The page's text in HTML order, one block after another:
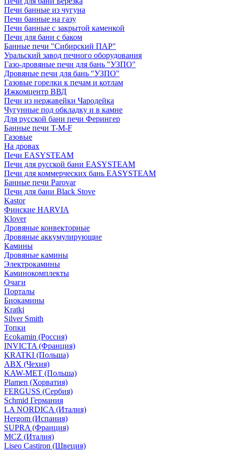
Печи банные из чугуна
Печи банные на газу
Печи банные с закрытой каменкой
Печи для бани с баком
Банные печи "Сибирский ПАР"
Уральский завод печного оборудования
Газо-дровяные печи для бань "УЗПО"
Дровяные печи для бань "УЗПО"
Газовые горелки к печам и котлам
Ижкомцентр ВВД
Печи из нержавейки Чародейка
Чугунные под обкладку и в камне
Для русской бани печи Ферингер
Банные печи T-M-F
Газовые
На дровах
Печи EASYSTEAM
Печи для русской бани EASYSTEAM
Печи для коммерческих бань EASYSTEAM
Банные печи Parovar
Печи для бани Black Stove
Kastor
Финские HARVIA
Klover
Дровяные конвекторные
Дровяные аккумулирующие
Камины
Дровяные камины
Электрокамины
Каминокомплекты
Очаги
Порталы
Биокамины
Kratki
Silver Smith
Топки
Ecokamin (Россия)
INVICTA (Франция)
KRATKI (Польша)
ABX (Чехия)
KAW-MET (Польша)
Plamen (Хорватия)
FERGUSS (Сербия)
Schmid Германия
LA NORDICA (Италия)
Hergom (Испания)
SUPRA (Франция)
MCZ (Италия)
Liseo Castiron (Швеция)